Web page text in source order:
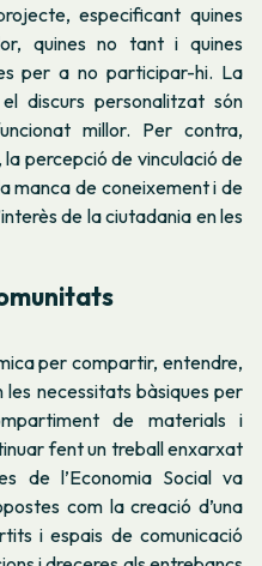
especificant quines
quines no tant i quines
per a no participar-hi. La
discurs personalitzat són
millor. Per contra,
la percepció de vinculació de
manca de coneixement i de
de la ciutadania en les
per compartir, entendre,
les necessitats bàsiques per
de materials i
fent un treball enxarxat
de l’Economia Social va
com la creació d’una
i espais de comunicació